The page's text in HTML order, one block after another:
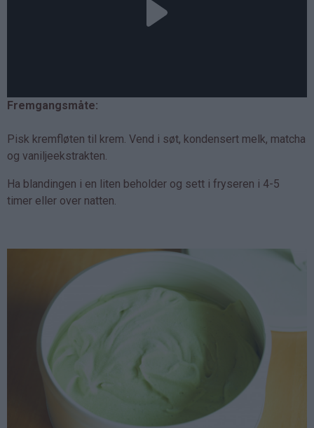
Fremgangsmåte:
Pisk kremfløten til krem. Vend i søt, kondensert melk, matcha
og vaniljeekstrakten.
Ha blandingen i en liten beholder og sett i fryseren i 4-5
timer eller over natten.